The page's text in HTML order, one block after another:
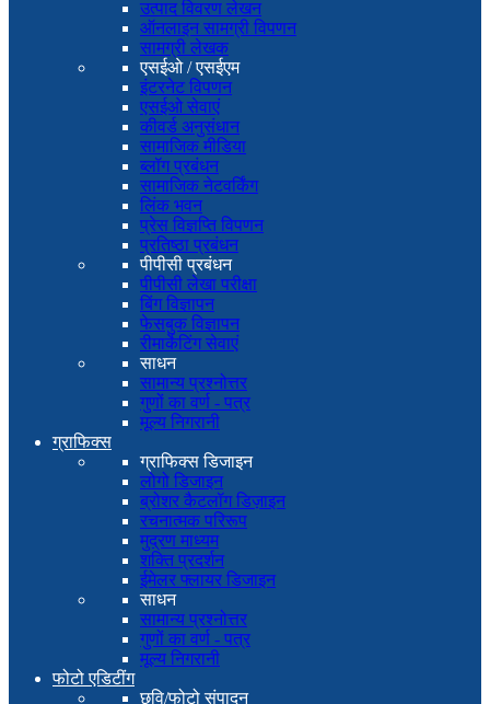
उत्पाद विवरण लेखन
ऑनलाइन सामग्री विपणन
सामग्री लेखक
एसईओ / एसईएम
इंटरनेट विपणन
एसईओ सेवाएं
कीवर्ड अनुसंधान
सामाजिक मीडिया
ब्लॉग प्रबंधन
सामाजिक नेटवर्किंग
लिंक भवन
प्रेस विज्ञप्ति विपणन
प्रतिष्ठा प्रबंधन
पीपीसी प्रबंधन
पीपीसी लेखा परीक्षा
बिंग विज्ञापन
फेसबुक विज्ञापन
रीमार्केटिंग सेवाएं
साधन
सामान्य प्रश्नोत्तर
गुणों का वर्ण - पत्र
मूल्य निगरानी
ग्राफिक्स
ग्राफिक्स डिजाइन
लोगो डिजाइन
ब्रोशर कैटलॉग डिज़ाइन
रचनात्मक परिरूप
मुद्रण माध्यम
शक्ति प्रदर्शन
ईमेलर फ्लायर डिजाइन
साधन
सामान्य प्रश्नोत्तर
गुणों का वर्ण - पत्र
मूल्य निगरानी
फोटो एडिटींग
छवि/फोटो संपादन